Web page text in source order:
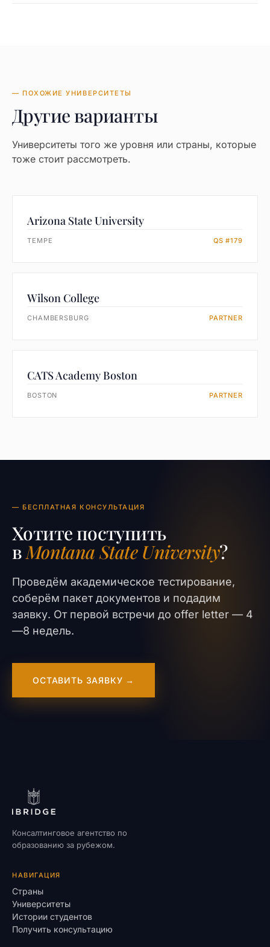
— ПОХОЖИЕ УНИВЕРСИТЕТЫ
Другие варианты
Университеты того же уровня или страны, которые
тоже стоит рассмотреть.
Arizona State University
TEMPE QS #179
Wilson College
CHAMBERSBURG PARTNER
CATS Academy Boston
BOSTON PARTNER
— БЕСПЛАТНАЯ КОНСУЛЬТАЦИЯ
Хотите поступить
вMontana State University?
Проведём академическое тестирование,
соберём пакет документов и подадим
заявку. От первой встречи до offer letter — 4
—8 недель.
ОСТАВИТЬ ЗАЯВКУ →
Консалтинговое агентство по
образованию за рубежом.
НАВИГАЦИЯ
Страны
Университеты
Истории студентов
Получить консультацию